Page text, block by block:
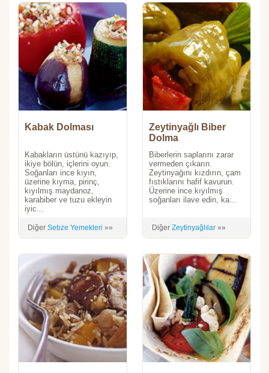
Kabak Dolması
Kabakların üstünü kazıyıp,
ikiye bölün, içlerini oyun.
Soğanları ince kıyın,
üzerine kıyma, pirinç,
kıyılmış maydanoz,
karabiber ve tuzu ekleyin
iyic...
Diğer Sebze Yemekleri »»
Zeytinyağlı Biber
Dolma
Biberlerin saplarını zarar
vermeden çıkarın.
Zeytinyağını kızdırın, çam
fıstıklarını hafif kavurun.
Üzerine ince kıyılmış
soğanları ilave edin, ka...
Diğer Zeytinyağlılar»»